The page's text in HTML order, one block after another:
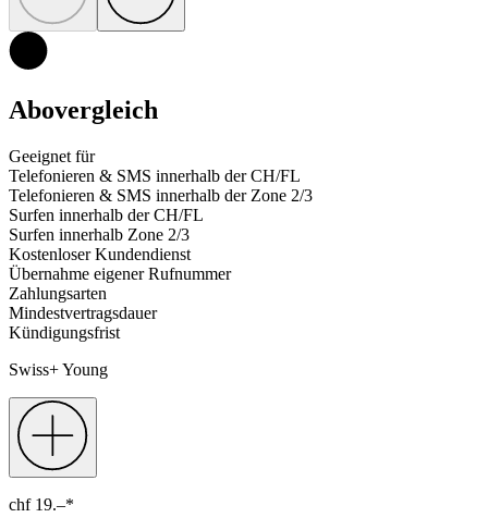
Abovergleich
Geeignet für
Telefonieren & SMS innerhalb der CH/FL
Telefonieren & SMS innerhalb der Zone 2/3
Surfen innerhalb der CH/FL
Surfen innerhalb Zone 2/3
Kostenloser Kundendienst
Übernahme eigener Rufnummer
Zahlungsarten
Mindestvertragsdauer
Kündigungsfrist
Swiss+ Young
chf 19.–*